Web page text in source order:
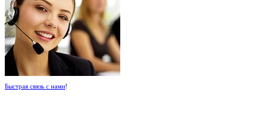
Быстрая связь с нами!